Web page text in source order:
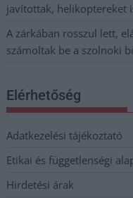
javítottak, helikoptereket
A zárkában rosszul lett,
számoltak be a szolnoki
Elérhetőség
Adatkezelési tájékoztató
Etikai és függetlenségi
Hirdetési árak